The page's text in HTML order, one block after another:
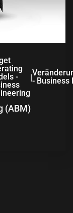
-
|- Business
(ABM)